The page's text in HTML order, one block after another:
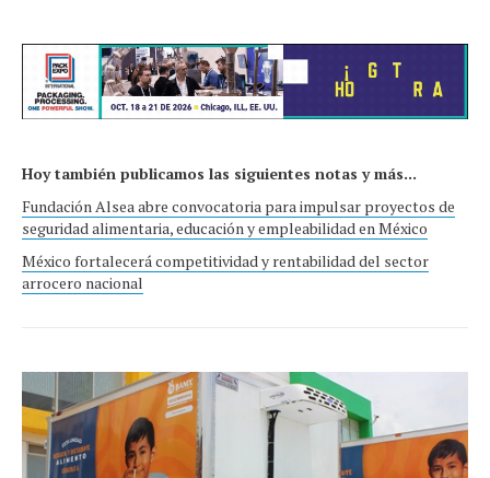
Hoy también publicamos las siguientes notas y más...
Fundación Alsea abre convocatoria para impulsar proyectos de
seguridad alimentaria, educación y empleabilidad en México
México fortalecerá competitividad y rentabilidad del sector
arrocero nacional